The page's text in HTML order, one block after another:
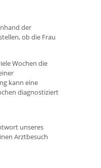
der
ob die Frau
Wochen die
kann eine
diagnostiziert
unseres
Arztbesuch